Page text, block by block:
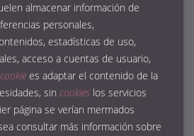
almacenar información de
personales,
estadísticas de uso,
acceso a cuentas de usuario,
cookie es adaptar el contenido de la
sin cookies los servicios
página se verían mermados
consultar más información sobre